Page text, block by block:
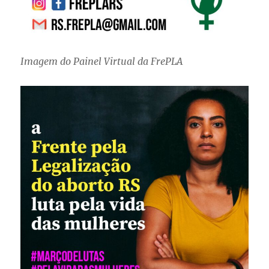
Imagem do Painel Virtual da FrePLA